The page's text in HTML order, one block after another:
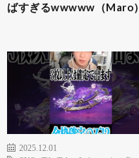
ばすぎるwwwww（Maro）
2025.12.01